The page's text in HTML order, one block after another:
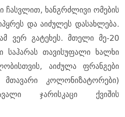
ჩასვლით, ხანგრძლივი ომების
და აიძულეს დასახლება.
ვერ გატეხეს. მთელი მე-20
საჰარას თავისუფალი ხალხი
აიძულა ფრანგები
კოლონიზატორები)
ჯარისკაცი ქვიშის